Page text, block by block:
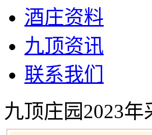
酒庄资料
九顶资讯
联系我们
九顶庄园2023年